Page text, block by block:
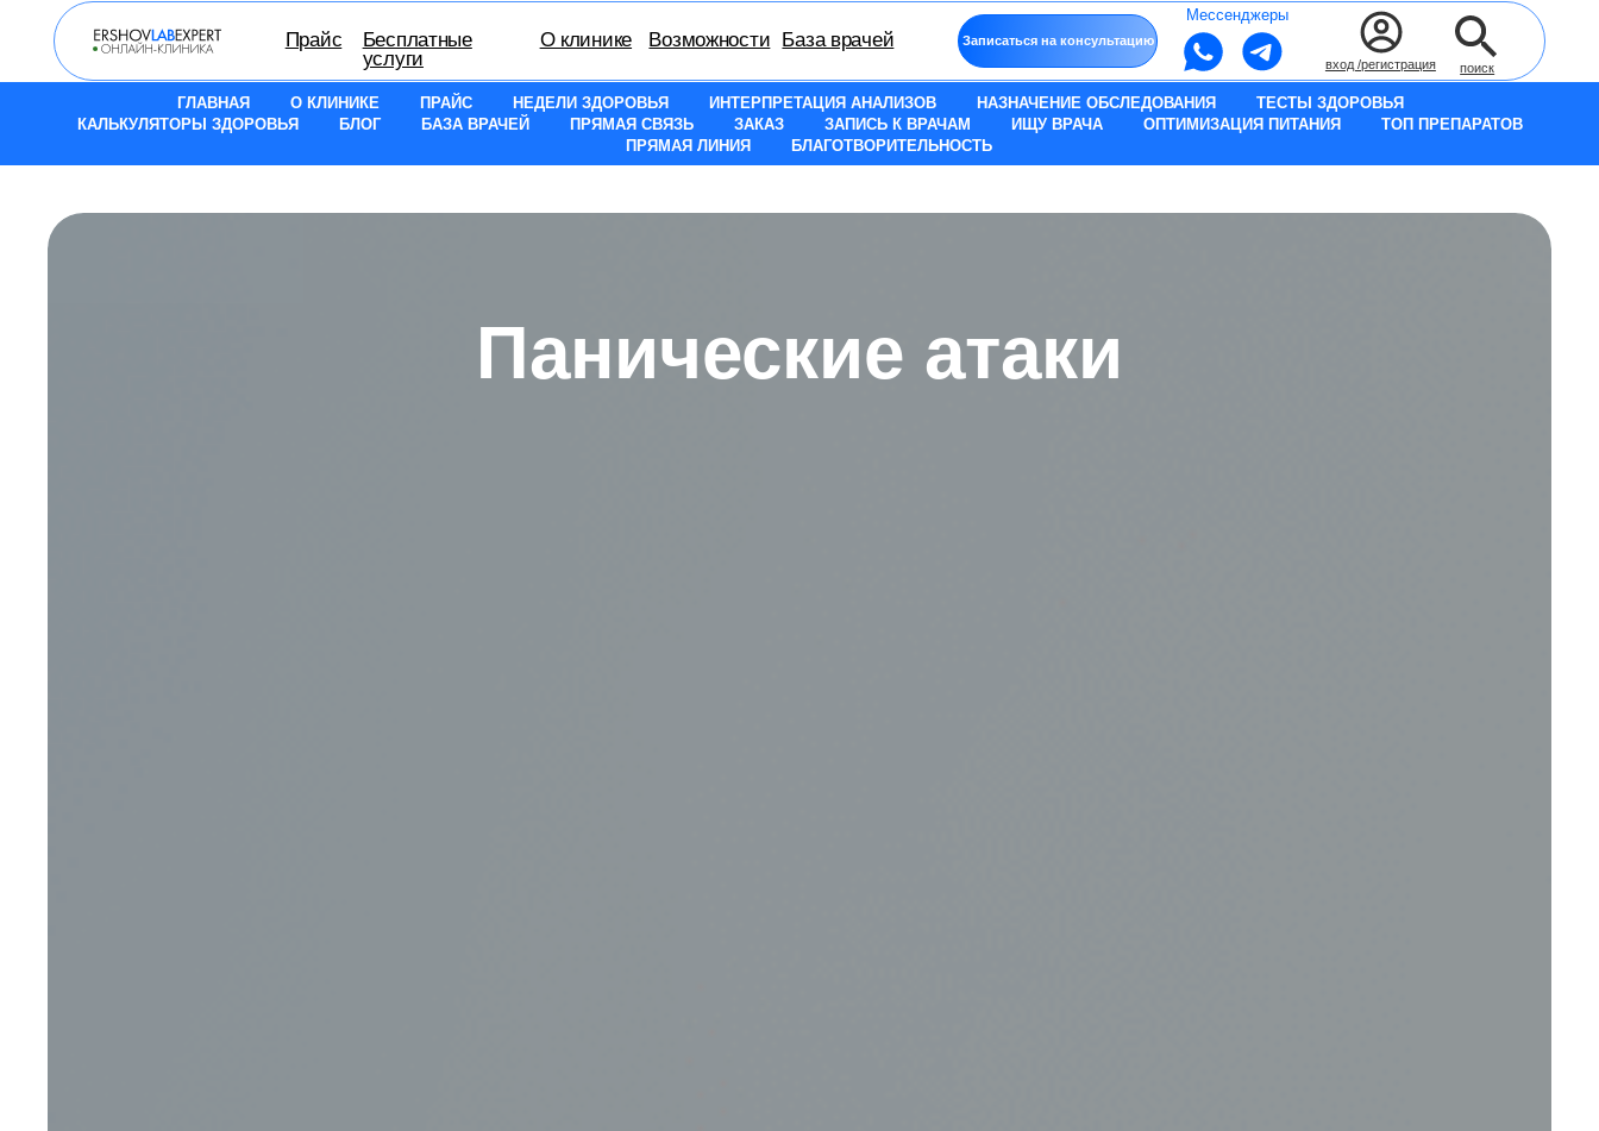
Записаться на консультацию
Мессенджеры
Прайс
Бесплатные
услуги
О клинике Возможности База врачей
вход /регистрация поиск
ГЛАВНАЯ О КЛИНИКЕ ПРАЙС НЕДЕЛИ ЗДОРОВЬЯ ИНТЕРПРЕТАЦИЯ АНАЛИЗОВ НАЗНАЧЕНИЕ ОБСЛЕДОВАНИЯ
ТЕСТЫ ЗДОРОВЬЯ
КАЛЬКУЛЯТОРЫ ЗДОРОВЬЯ
БЛОГ БАЗА ВРАЧЕЙ ПРЯМАЯ СВЯЗЬ ЗАКАЗ ЗАПИСЬ К ВРАЧАМ ИЩУ ВРАЧА ОПТИМИЗАЦИЯ ПИТАНИЯ
ТОП ПРЕПАРАТОВ
ПРЯМАЯ ЛИНИЯ
БЛАГОТВОРИТЕЛЬНОСТЬ
Панические атаки